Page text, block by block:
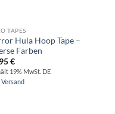
TAPES
Hula Hoop Tape –
Farben
€
19% MwSt. DE
Versand